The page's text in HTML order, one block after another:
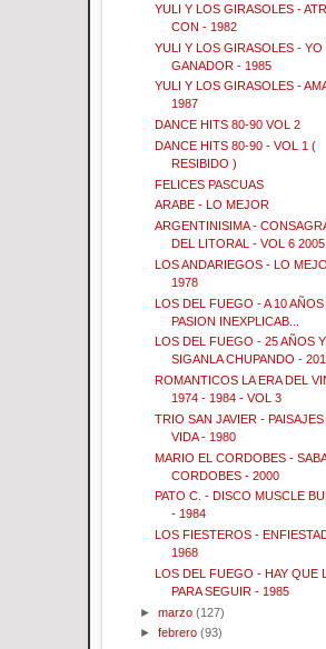
YULI Y LOS GIRASOLES -
CON - 1982
YULI Y LOS GIRASOLES - YO
GANADOR - 1985
YULI Y LOS GIRASOLES -
1987
DANCE HITS 80-90 VOL 2
DANCE HITS 80-90 - VOL 1 (
RESIBIDO )
FELICES PASCUAS
ARABE - LO MEJOR
ARGENTINISIMA -
DEL LITORAL - VOL 6 2005
LOS ANDARIEGOS - LO
1978
LOS DEL FUEGO - A 10
PASION INEXPLICAB...
LOS DEL FUEGO - 25 AÑOS Y
SIGANLA CHUPANDO -
ROMANTICOS LA ERA DEL
1974 - 1984 - VOL 3
TRIO SAN JAVIER - PAISAJES
VIDA - 1980
MARIO EL CORDOBES -
CORDOBES - 2000
PATO C. - DISCO MUSCLE
- 1984
LOS FIESTEROS -
1968
LOS DEL FUEGO - HAY QUE
PARA SEGUIR - 1985
►marzo (127)
►febrero (93)